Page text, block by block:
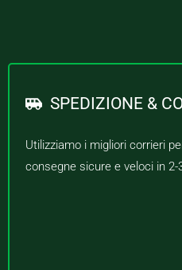
SPEDIZIONE &
Utilizziamo i migliori corrieri
consegne sicure e veloci in 2-